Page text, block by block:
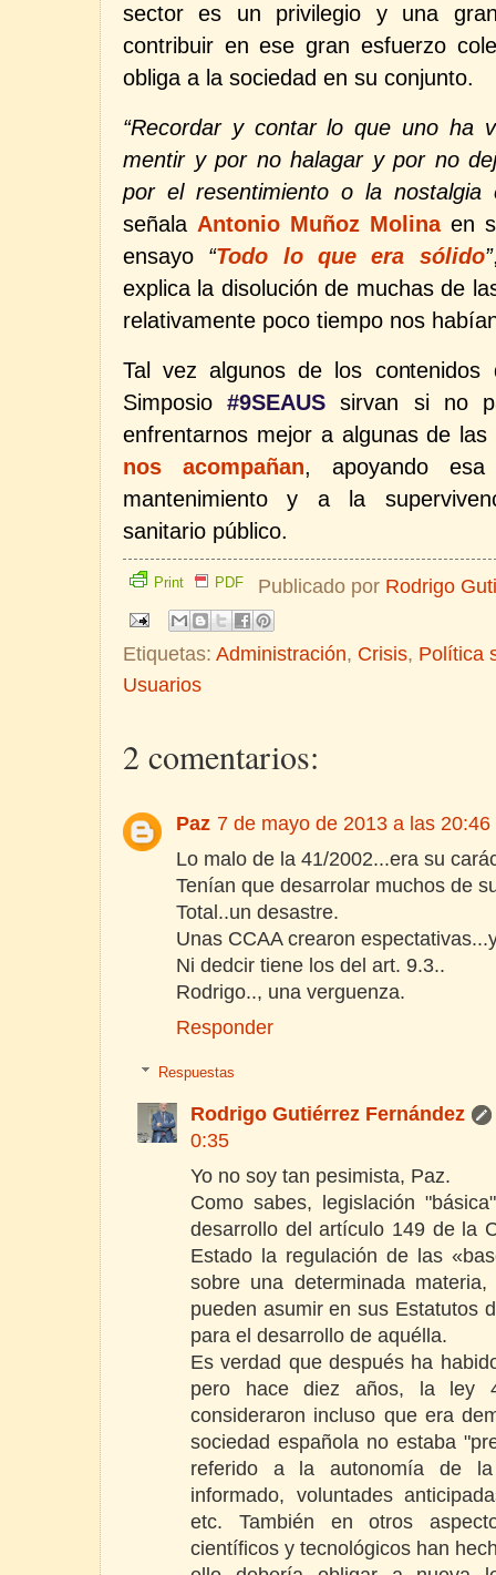
sector es un privilegio y una gran
contribuir en ese gran esfuerzo
obliga a la sociedad en su conjunto.
“Recordar y contar lo que uno ha
mentir y por no halagar y por no
por el resentimiento o la nostalgia
señala Antonio Muñoz Molina en
ensayo “Todo lo que era sólido”
explica la disolución de muchas de
relativamente poco tiempo nos
Tal vez algunos de los
Simposio#9SEAUS sirvan si no
enfrentarnos mejor a algunas de las
nos acompañan, apoyando
mantenimiento y a la
sanitario público.
Print PDF Publicado por Rodrigo
Etiquetas: Administración, Crisis, Política
Usuarios
2 comentarios:
Paz 7 de mayo de 2013 a las 20:46
Lo malo de la 41/2002...era su
Tenían que desarrolar muchos de
Total..un desastre.
Unas CCAA crearon
Ni dedcir tiene los del art. 9.3..
Rodrigo.., una verguenza.
Responder
Respuestas
Rodrigo Gutiérrez Fernández
0:35
Yo no soy tan pesimista, Paz.
Como sabes, legislación
desarrollo del artículo 149 de la
Estado la regulación de las
sobre una determinada
pueden asumir en sus Estatutos
para el desarrollo de aquélla.
Es verdad que después ha
pero hace diez años, la ley
consideraron incluso que era
sociedad española no estaba
referido a la autonomía de la
informado, voluntades
etc. También en otros
científicos y tecnológicos han